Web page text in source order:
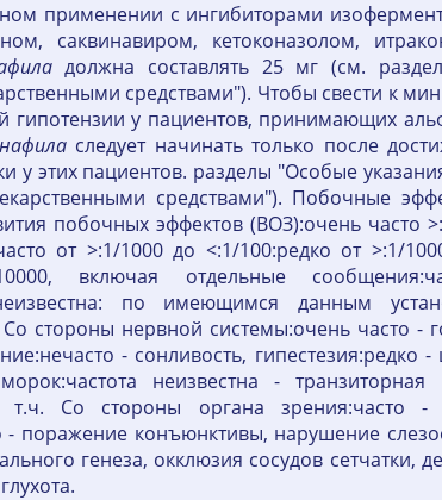
применении с ингибиторами
саквинавиром, кетоконазолом,
должна составлять 25 мг (см.
средствами"). Чтобы свести к
гипотензии у пациентов, принимающих
следует начинать только после
у этих пациентов. разделы "Особые
средствами"). Побочные
побочных эффектов (ВОЗ):очень часто
от >:1/1000 до <:1/100:редко от >:1/
включая отдельные
по имеющимся данным
стороны нервной системы:очень часто -
- сонливость, гипестезия:редко
неизвестна - транзиторная
т.ч. Со стороны органа зрения:часто -
поражение конъюнктивы, нарушение
генеза, окклюзия сосудов сетчатки,